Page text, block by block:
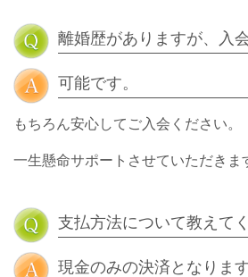
離婚歴がありますが、入
可能です。
もちろん安心してご入会ください。
一生懸命サポートさせていただきま
支払方法について教えて
現金のみの決済となります